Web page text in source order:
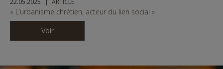
« L’urbanisme chrétien, acteur du lien social »
Voir